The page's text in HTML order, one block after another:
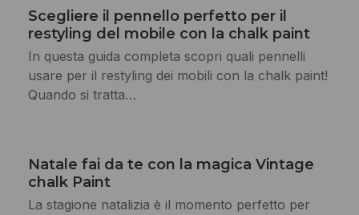
Scegliere il pennello perfetto per il
restyling del mobile con la chalk paint
In questa guida completa scopri quali pennelli
usare per il restyling dei mobili con la chalk paint!
Quando si tratta…
Natale fai da te con la magica Vintage
chalk Paint
La stagione natalizia è il momento perfetto per